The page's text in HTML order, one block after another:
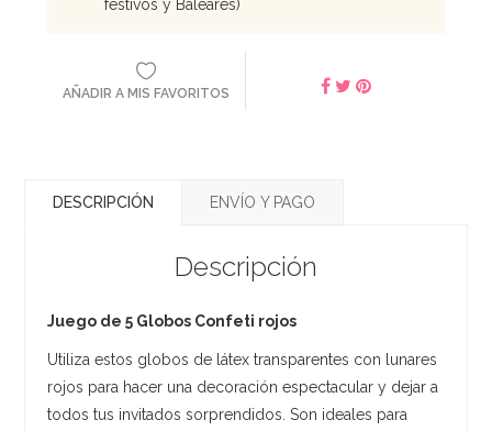
festivos y Baleares)
AÑADIR A MIS FAVORITOS
DESCRIPCIÓN ENVÍO Y PAGO
Descripción
Juego de 5 Globos Confeti rojos
Utiliza estos globos de látex transparentes con lunares
rojos para hacer una decoración espectacular y dejar a
todos tus invitados sorprendidos. Son ideales para